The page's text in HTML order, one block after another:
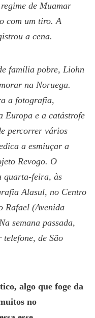
de Muamar
com um tiro. A
a cena.
família pobre, Liohn
na Noruega.
a fotografia,
Europa e a catástrofe
percorrer vários
a esmiuçar a
Revogo. O
quarta-feira, às
Alasul, no Centro
Rafael (Avenida
semana passada,
de São
algo que foge da
no